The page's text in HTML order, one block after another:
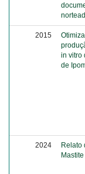
2015
in vitro
de
2024
Relato